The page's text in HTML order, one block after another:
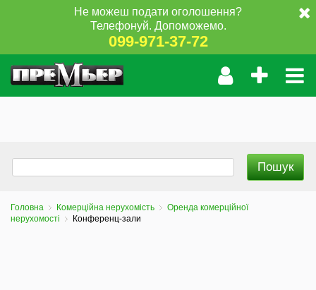
Не можеш подати оголошення?
Телефонуй. Допоможемо.
099-971-37-72
Головна Комерційна нерухомість
Оренда комерційної
нерухомості
Конференц-зали